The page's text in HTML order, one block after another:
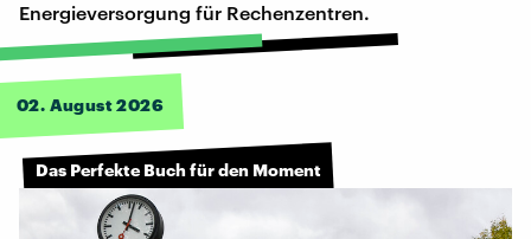
Energieversorgung für Rechenzentren.
02. August 2026
Das Perfekte Buch für den Moment